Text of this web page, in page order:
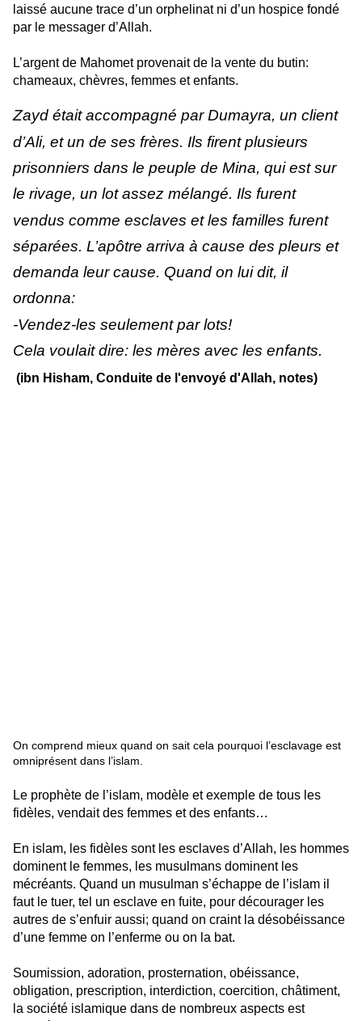
laissé aucune trace d’un orphelinat ni d’un hospice fondé
par le messager d’Allah.
L’argent de Mahomet provenait de la vente du butin:
chameaux, chèvres, femmes et enfants.
Zayd était accompagné par Dumayra, un client
d’Ali, et un de ses frères. Ils firent plusieurs
prisonniers dans le peuple de Mina, qui est sur
le rivage, un lot assez mélangé. Ils furent
vendus comme esclaves et les familles furent
séparées. L’apôtre arriva à cause des pleurs et
demanda leur cause. Quand on lui dit, il
ordonna:
-Vendez-les seulement par lots!
Cela voulait dire: les mères avec les enfants.
(ibn Hisham, Conduite de l'envoyé d'Allah, notes)
On comprend mieux quand on sait cela pourquoi l’esclavage est
omniprésent dans l’islam.
Le prophète de l’islam, modèle et exemple de tous les
fidèles, vendait des femmes et des enfants…
En islam, les fidèles sont les esclaves d’Allah, les hommes
dominent le femmes, les musulmans dominent les
mécréants. Quand un musulman s’échappe de l’islam il
faut le tuer, tel un esclave en fuite, pour décourager les
autres de s’enfuir aussi; quand on craint la désobéissance
d’une femme on l’enferme ou on la bat.
Soumission, adoration, prosternation, obéissance,
obligation, prescription, interdiction, coercition, châtiment,
la société islamique dans de nombreux aspects est